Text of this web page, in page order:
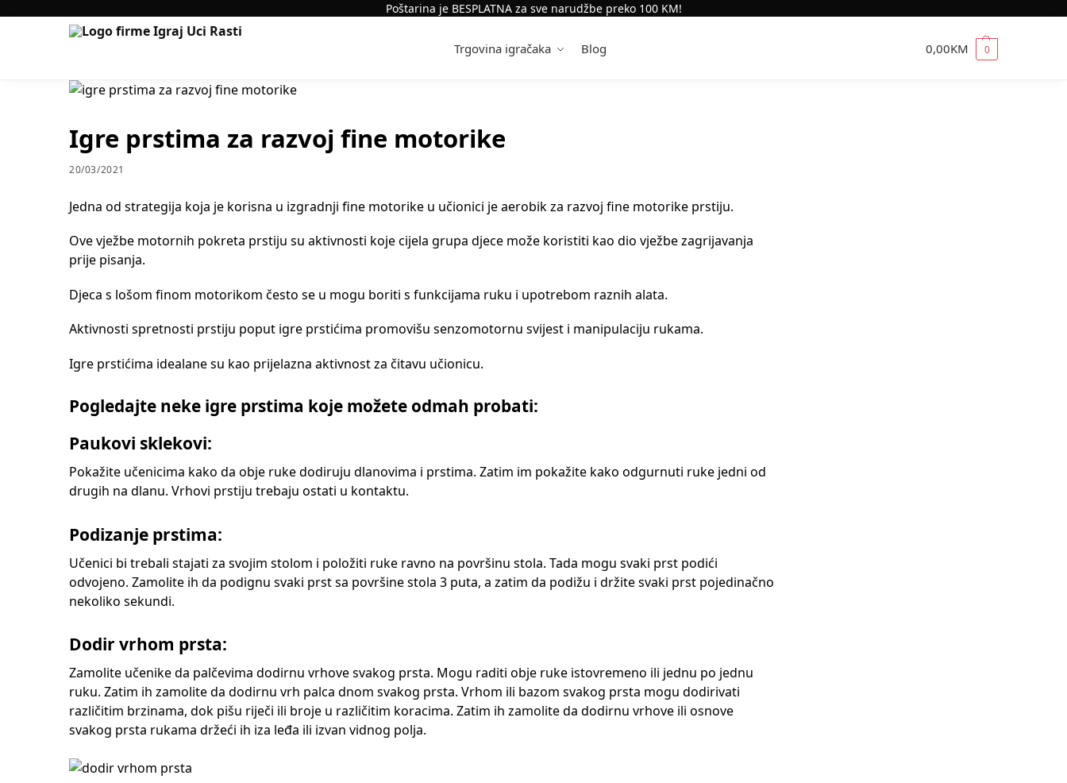
Poštarina je BESPLATNA za sve narudžbe preko 100 KM!
Trgovina igračaka Blog 0,00KM 0
Igre prstima za razvoj fine motorike
20/03/2021
Jedna od strategija koja je korisna u izgradnji fine motorike u učionici je aerobik za razvoj fine motorike prstiju.
Ove vježbe motornih pokreta prstiju su aktivnosti koje cijela grupa djece može koristiti kao dio vježbe zagrijavanja
prije pisanja.
Djeca s lošom finom motorikom često se u mogu boriti s funkcijama ruku i upotrebom raznih alata.
Aktivnosti spretnosti prstiju poput igre prstićima promovišu senzomotornu svijest i manipulaciju rukama.
Igre prstićima idealane su kao prijelazna aktivnost za čitavu učionicu.
Pogledajte neke igre prstima koje možete odmah probati:
Paukovi sklekovi:
Pokažite učenicima kako da obje ruke dodiruju dlanovima i prstima. Zatim im pokažite kako odgurnuti ruke jedni od
drugih na dlanu. Vrhovi prstiju trebaju ostati u kontaktu.
Podizanje prstima:
Učenici bi trebali stajati za svojim stolom i položiti ruke ravno na površinu stola. Tada mogu svaki prst podići
odvojeno. Zamolite ih da podignu svaki prst sa površine stola 3 puta, a zatim da podižu i držite svaki prst pojedinačno
nekoliko sekundi.
Dodir vrhom prsta:
Zamolite učenike da palčevima dodirnu vrhove svakog prsta. Mogu raditi obje ruke istovremeno ili jednu po jednu
ruku. Zatim ih zamolite da dodirnu vrh palca dnom svakog prsta. Vrhom ili bazom svakog prsta mogu dodirivati
različitim brzinama, dok pišu riječi ili broje u različitim koracima. Zatim ih zamolite da dodirnu vrhove ili osnove
svakog prsta rukama držeći ih iza leđa ili izvan vidnog polja.